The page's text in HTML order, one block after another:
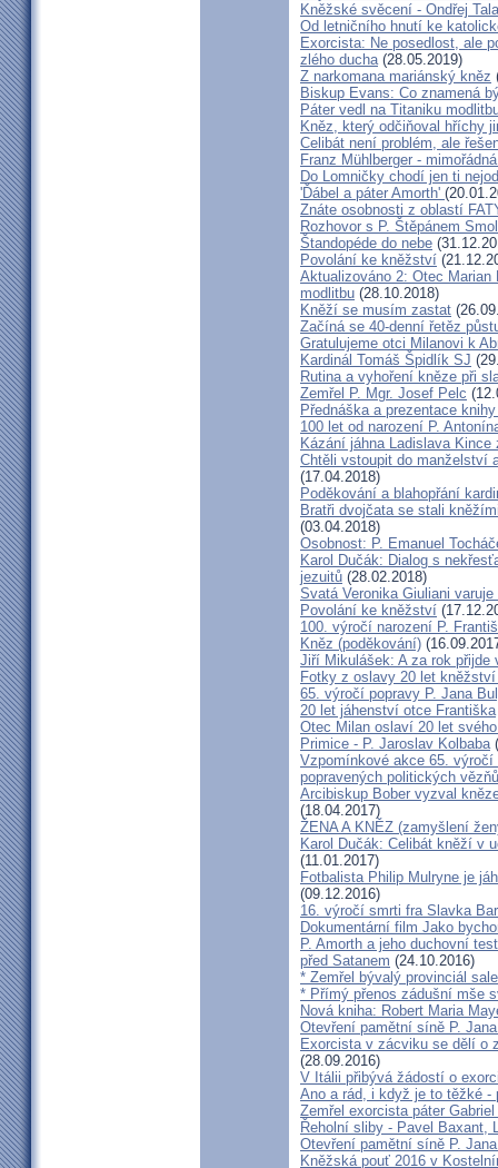
Kněžské svěcení - Ondřej
Od letničního hnutí ke
Exorcista: Ne posedlost, ale
zlého ducha(28.05.2019)
Z narkomana mariánský kněz
Biskup Evans: Co znamená
Páter vedl na Titaniku
Kněz, který odčiňoval hříchy
Celibát není problém, ale
Franz Mühlberger -
Do Lomničky chodí jen ti
'Ďábel a páter Amorth'
Znáte osobnosti z oblastí
Rozhovor s P. Štěpánem
Štandopéde do nebe
Povolání ke kněžství
Aktualizováno 2: Otec
modlitbu (28.10.2018)
Kněží se musím zastat
Začíná se 40-denní řetěz
Gratulujeme otci Milanovi k
Kardinál Tomáš Špidlík SJ
Rutina a vyhoření kněze při
Zemřel P. Mgr. Josef Pelc
Přednáška a prezentace
100 let od narození P.
Kázání jáhna Ladislava
Chtěli vstoupit do manželství
(17.04.2018)
Poděkování a blahopřání
Bratři dvojčata se stali
(03.04.2018)
Osobnost: P. Emanuel
Karol Dučák: Dialog s
jezuitů (28.02.2018)
Svatá Veronika Giuliani
Povolání ke kněžství
100. výročí narození P.
Kněz (poděkování)
Jiří Mikulášek: A za rok
Fotky z oslavy 20 let
65. výročí popravy P. Jana
20 let jáhenství otce Františka
Otec Milan oslaví 20 let
Primice - P. Jaroslav Kolbaba
Vzpomínkové akce 65.
popravených politických vězňů
Arcibiskup Bober vyzval
(18.04.2017)
ŽENA A KNĚZ (zamyšlení
Karol Dučák: Celibát kněží v
(11.01.2017)
Fotbalista Philip Mulryne je
(09.12.2016)
16. výročí smrti fra Slavka
Dokumentární film Jako
P. Amorth a jeho duchovní
před Satanem (24.10.2016)
* Zemřel bývalý provinciál
* Přímý přenos zádušní mše
Nová kniha: Robert Maria
Otevření pamětní síně P.
Exorcista v zácviku se dělí o
(28.09.2016)
V Itálii přibývá žádostí o
Ano a rád, i když je to těžké -
Zemřel exorcista páter Gabriel
Řeholní sliby - Pavel Baxant,
Otevření pamětní síně P.
Kněžská pouť 2016 v